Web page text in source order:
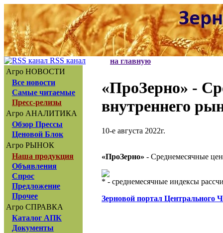
RSS канал
Агро НОВОСТИ
Все новости
Самые читаемые
Пресс-релизы
Агро АНАЛИТИКА
Обзор Прессы
Ценовой Блок
Агро РЫНОК
Наша продукция
Объявления
Спрос
Предложение
Прочее
Агро СПРАВКА
Каталог АПК
Документы
на главную
«ПроЗерно» -
внутреннего
10-е августа 2022г.
«ПроЗерно» - Среднемесячные
* - среднемесячные индексы
Зерновой портал Центрального